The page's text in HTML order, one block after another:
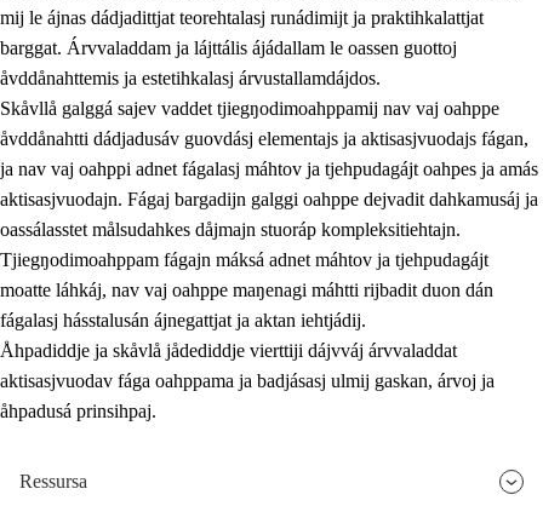
mij le ájnas dádjadittjat teorehtalasj runádimijt ja praktihkalattjat
barggat. Árvvaladdam ja lájttális ájádallam le oassen guottoj
åvddånahttemis ja estetihkalasj árvustallamdájdos.
Skåvllå galggá sajev vaddet tjiegŋodimoahppamij nav vaj oahppe
åvddånahtti dádjadusáv guovdásj elementajs ja aktisasjvuodajs fágan,
ja nav vaj oahppi adnet fágalasj máhtov ja tjehpudagájt oahpes ja amás
aktisasjvuodajn. Fágaj bargadijn galggi oahppe dejvadit dahkamusáj ja
oassálasstet målsudahkes dåjmajn stuoráp kompleksitiehtajn.
Tjiegŋodimoahppam fágajn máksá adnet máhtov ja tjehpudagájt
moatte láhkáj, nav vaj oahppe maŋenagi máhtti rijbadit duon dán
fágalasj hásstalusán ájnegattjat ja aktan iehtjádij.
Åhpadiddje ja skåvlå jådediddje vierttiji dájvváj árvvaladdat
aktisasjvuodav fága oahppama ja badjásasj ulmij gaskan, árvoj ja
åhpadusá prinsihpaj.
Ressursa